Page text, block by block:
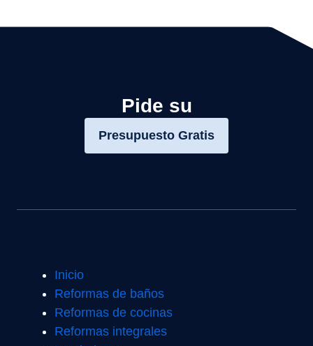
Pide su
Presupuesto Gratis
Inicio
Reformas de baños
Reformas de cocinas
Reformas integrales